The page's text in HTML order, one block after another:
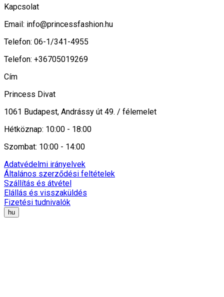
Kapcsolat
Email: info@princessfashion.hu
Telefon: 06-1/341-4955
Telefon: +36705019269
Cím
Princess Divat
1061 Budapest, Andrássy út 49. / félemelet
Hétköznap: 10:00 - 18:00
Szombat: 10:00 - 14:00
Adatvédelmi irányelvek
Általános szerződési feltételek
Szállítás és átvétel
Elállás és visszaküldés
Fizetési tudnivalók
hu